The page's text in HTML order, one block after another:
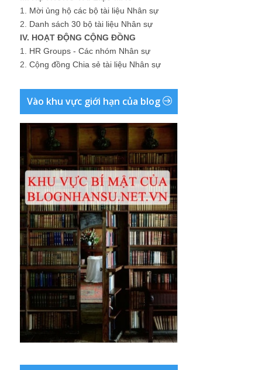
1. Mời ủng hộ các bộ tài liệu Nhân sự
2. Danh sách 30 bộ tài liệu Nhân sự
IV. HOẠT ĐỘNG CỘNG ĐỒNG
1. HR Groups - Các nhóm Nhân sự
2. Cộng đồng Chia sẻ tài liệu Nhân sự
Vào khu vực giới hạn của blog